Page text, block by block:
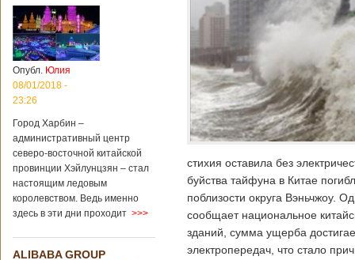
Опубл. Юлия
08/01/2018 -
23:26
Город Харбин –
административный центр
северо-восточной китайской
провинции Хэйлунцзян – стал
настоящим ледовым
королевством. Ведь именно
здесь в эти дни проходит >>>
ALIBABA GROUP
стихия оставила без
буйства тайфуна в Китае
поблизости округа Вэньчжоу.
сообщает национальное
зданий, сумма ущерба
электропередач, что стало